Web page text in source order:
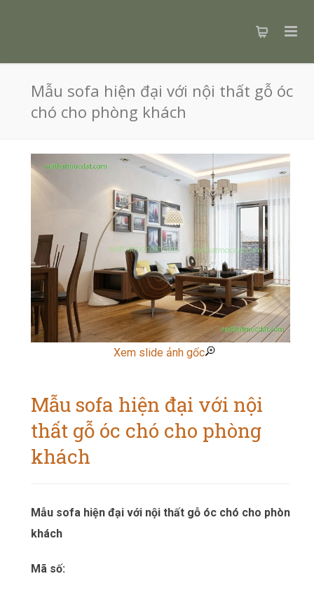
Mẫu sofa hiện đại với nội thất gỗ óc
chó cho phòng khách
Xem slide ảnh gốc
Mẫu sofa hiện đại với nội
thất gỗ óc chó cho phòng
khách
Mẫu sofa hiện đại với nội thất gỗ óc chó cho phòng
khách
Mã số: